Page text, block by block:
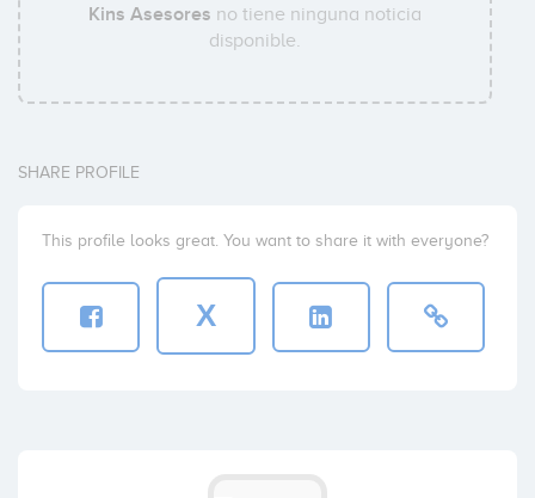
Kins Asesores no tiene ninguna noticia
disponible.
SHARE PROFILE
This profile looks great. You want to share it with everyone?
X